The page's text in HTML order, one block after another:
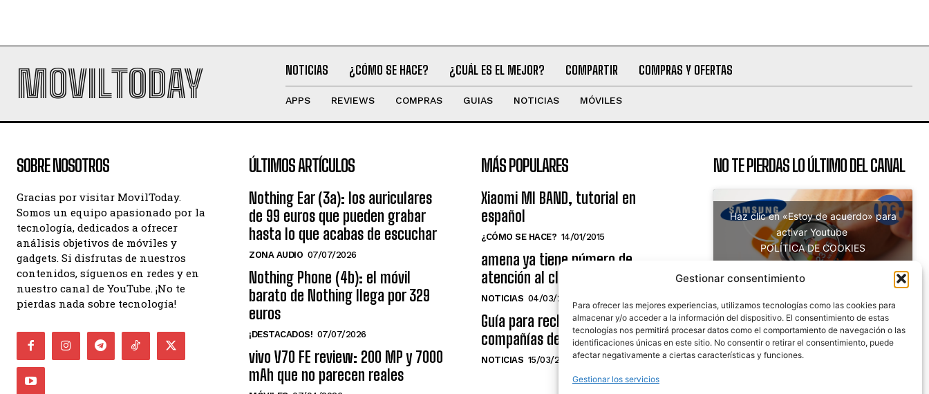
Gestionar consentimiento
Para ofrecer las mejores experiencias, utilizamos tecnologías como las cookies para
almacenar y/o acceder a la información del dispositivo. El consentimiento de estas
tecnologías nos permitirá procesar datos como el comportamiento de navegación o las
identificaciones únicas en este sitio. No consentir o retirar el consentimiento, puede
afectar negativamente a ciertas características y funciones.
Gestionar los servicios
MOVILTODAY NOTICIAS ¿CÓMO SE HACE? ¿CUÁL ES EL MEJOR? COMPARTIR COMPRAS Y OFERTAS
APPS REVIEWS COMPRAS GUIAS NOTICIAS MÓVILES
SOBRE NOSOTROS
Gracias por visitar MovilToday.
Somos un equipo apasionado por la
tecnología, dedicados a ofrecer
análisis objetivos de móviles y
gadgets. Si disfrutas de nuestros
contenidos, síguenos en redes y en
nuestro canal de YouTube. ¡No te
pierdas nada sobre tecnología!
ÚLTIMOS ARTÍCULOS
Nothing Ear (3a): los auriculares
de 99 euros que pueden grabar
hasta lo que acabas de escuchar
ZONA AUDIO 07/07/2026
Nothing Phone (4b): el móvil
barato de Nothing llega por 329
euros
¡DESTACADOS! 07/07/2026
vivo V70 FE review: 200 MP y 7000
mAh que no parecen reales
MÁS POPULARES
Xiaomi MI BAND, tutorial en
español
¿CÓMO SE HACE? 14/01/2015
amena ya tiene número de
atención al cliente gratuito
NOTICIAS 04/03/2014
Guía para reclamar a las
compañías de telecomunicaciones
NOTICIAS 15/03/2009
NO TE PIERDAS LO ÚLTIMO DEL CANAL
Haz clic en «Estoy de acuerdo» para
activar Youtube
POLÍTICA DE COOKIES
Estoy de acuerdo